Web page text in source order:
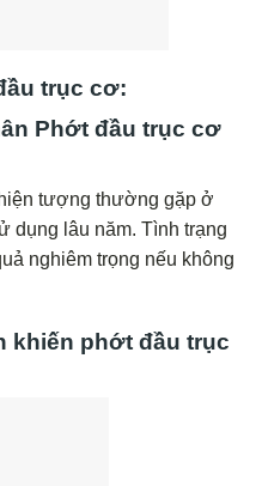
trục cơ:
Phớt đầu trục cơ
tượng thường gặp ở
dụng lâu năm. Tình trạng
nghiêm trọng nếu không
khiến phớt đầu trục